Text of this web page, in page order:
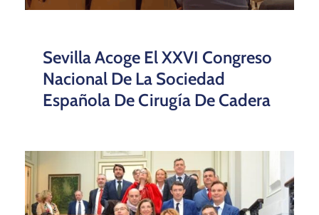
Sevilla Acoge El XXVI Congreso
Nacional De La Sociedad
Española De Cirugía De Cadera